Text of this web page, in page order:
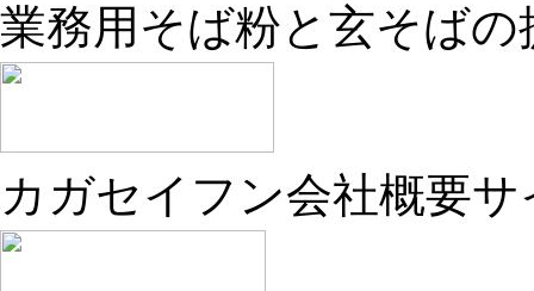
業務用そば粉と玄そばの
カガセイフン会社概要サ